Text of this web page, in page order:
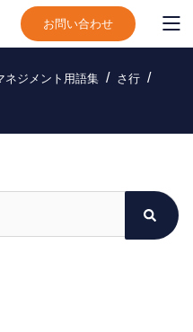
お問い合わせ
ネジメント用語集
さ行